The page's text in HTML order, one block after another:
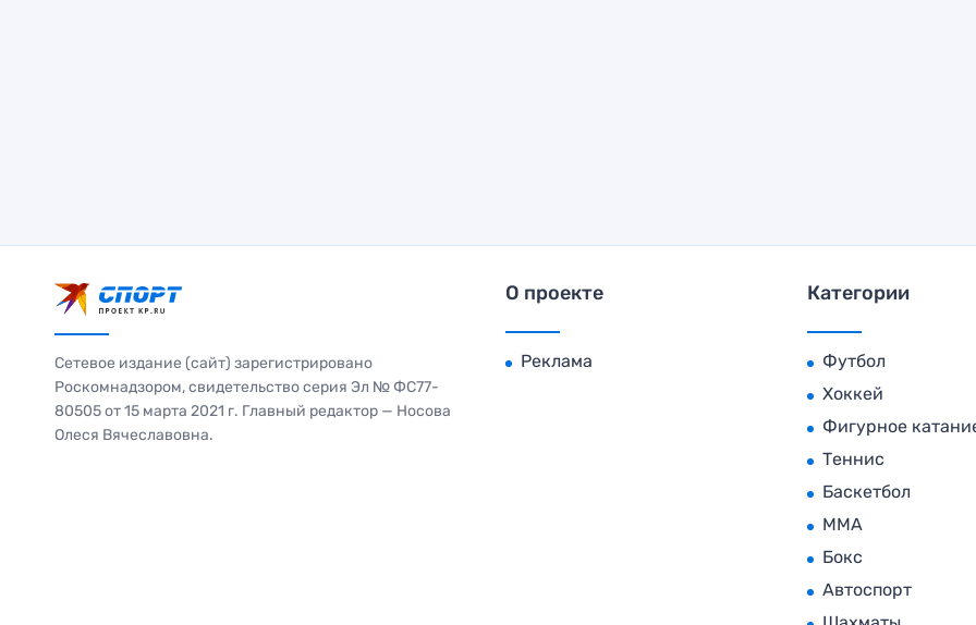
Сетевое издание (сайт) зарегистрировано
Роскомнадзором, свидетельство серия Эл № ФС77-
80505 от 15 марта 2021 г. Главный редактор — Носова
Олеся Вячеславовна.
О проекте
Реклама
Категории
Футбол
Хоккей
Фигурное
Теннис
Баскетбол
MMA
Бокс
Автоспорт